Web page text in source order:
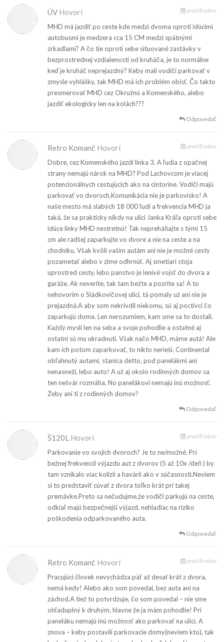
ÚV Hovorí pred 8 rokov
MHD má jazdiť po ceste kde medzi dvoma oproti idúcimi
autobusmi je medzera cca 15 CM medzi spätnými
zrkadlami? A čo tie oproti sebe situované zastávky v
bezprostrednej vzdialenosti od kruháča, je to normálne
keď je kruháč neprejazdný? Keby mali vodiči parkovať v
zmysle vyhlášky, tak MHD má ich problém obísť. Čo takto
presmerovať MHD cez Okružnú a Komenského, alebo
jazdiť ekologicky len na kolách???
Odpovedať
Retro Komanč Hovorí pred 8 rokov
Dobre, cez Komenského jazdí linka 3. A ľudia z opačnej
strany nemajú nárok na MHD? Pod Lachovcom je viacej
potencionálnych cestujúcich ako na cintoríne. Vodiči majú
parkovať vo dvoroch.Komunikácia nie je parkovisko! A
naše mesto má slabých 18 000 ľudí a frekvencia MHD ja
taká, že sa prakticky nikdy na ulici Janka Kráľa oproti sebe
idúce linky MHD nestretnú! Tak nepreháňajte s tými 15
cm ale radšej zaparkujte vo dvore a nie na ceste a na
chodníku. Však kvôli vašim autám ani nie je možné cesty
pozametať alebo v zime odhrnúť. Aj smetiari stoja
uprostred cesty, lebo panstvo je lenivé vojsť do dvora a
garáže. Ak neveríte, tak tam bežte a pozrite sa! A to
nehovorím o Sládkovičovej ulici, tá pomaly už ani nie je
prejazdná.A aby som nekrivdil niekomu, sú aj poctivci čo
zaparkujú doma. Len nerozumiem, kam sme sa to dostali.
Každý myslí len na seba a svoje pohodlie a ostatné aj
ostatní sú mu ukradnutí. Však načo MHD, máme autá! Ale
kam ich potom zaparkovať, to nikto nerieši. Continental
obľahnutý autami, stanica detto, pod panelákmi ani
nenasneží, lebo auto! A už aj okolo rodinných domov sa
ten nešvár rozmáha. No panelákoví nemajú inú možnosť.
Žeby ani tí z rodinných domov?
Odpovedať
Š120L Hovorí pred 8 rokov
Parkovanie vo svojich dvoroch? Je to ne/možné. Pri
bežnej frekvencii výjazdu aut z dvorov (5 až 10x /deň ) by
tam vznikalo viac kolízii a havárii ako v súčasnosti.Neviem
si to predstaviť cúvať z dvora toľko krát pri takej
premávke.Preto sa nečudujme,že vodiči parkujú na ceste,
odkiaľ majú bezpečnejší výjazd, nehladiac na riziko
poškodenia odparkovaného auta.
Odpovedať
Retro Komanč Hovorí pred 8 rokov
Pracujúci človek nevychádza päť až desať krát z dvora,
nemá kedy! Alebo ako som povedal, bez auta ani na
záchod.A tiež to potvrdzuje, čo som povedal – nie sme
ohľaduplný k druhým, hlavne že ja mám pohodlie! Pri
paneláku nemajú inú možnosť ako parkovať na ulici. A
znova – keby postavili parkovacie domy(neviem kto), tak